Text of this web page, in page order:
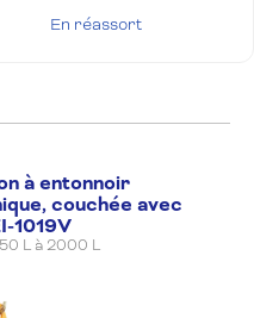
En réassort
En réassort
En réassort
En réassort
à entonnoir
couchée avec
1019V
L à 2000 L